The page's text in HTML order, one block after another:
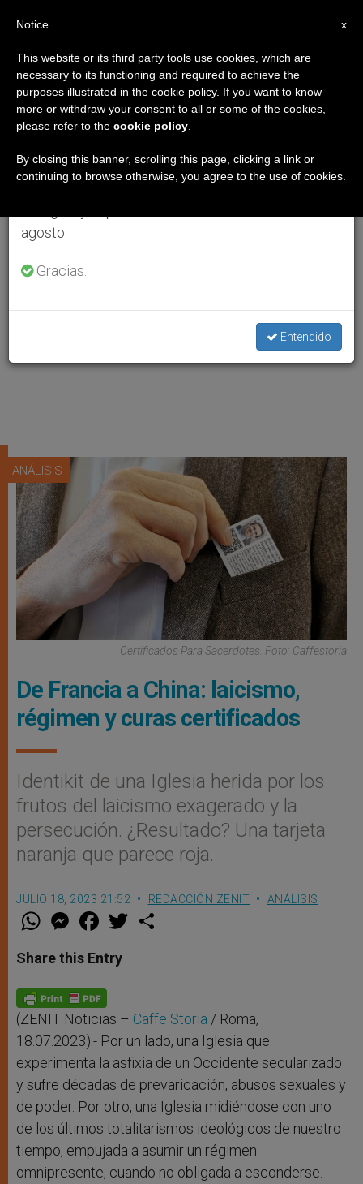
ANÁLISIS
Certificados Para Sacerdotes. Foto: Caffestoria
De Francia a China: laicismo,
régimen y curas certificados
Identikit de una Iglesia herida por los
frutos del laicismo exagerado y la
persecución. ¿Resultado? Una tarjeta
naranja que parece roja.
JULIO 18, 2023 21:52 REDACCIÓN ZENIT ANÁLISIS
W
t
s
p
p
M
e
s
e
g
e
r
F
a
e
b
o
k
w
Share this Entry
(ZENIT Noticias – Caffe Storia / Roma,
18.07.2023).- Por un lado, una Iglesia que
experimenta la asfixia de un Occidente secularizado
y sufre décadas de prevaricación, abusos sexuales y
de poder. Por otro, una Iglesia midiéndose con uno
de los últimos totalitarismos ideológicos de nuestro
tiempo, empujada a asumir un régimen
omnipresente, cuando no obligada a esconderse.
×
Aviso importante
Del 27 de julio al 7 de agosto haremos la pausa
anual, aprovechando que en el periodo de verano
se generan menos informaciones y también el
agosto.
Gracias.
Entendido
x
Notice
This website or its third party tools use cookies, which are
necessary to its functioning and required to achieve the
purposes illustrated in the cookie policy. If you want to know
more or withdraw your consent to all or some of the cookies,
please refer to the cookie policy
By closing this banner, scrolling this page, clicking a link or
continuing to browse otherwise, you agree to the use of cookies.